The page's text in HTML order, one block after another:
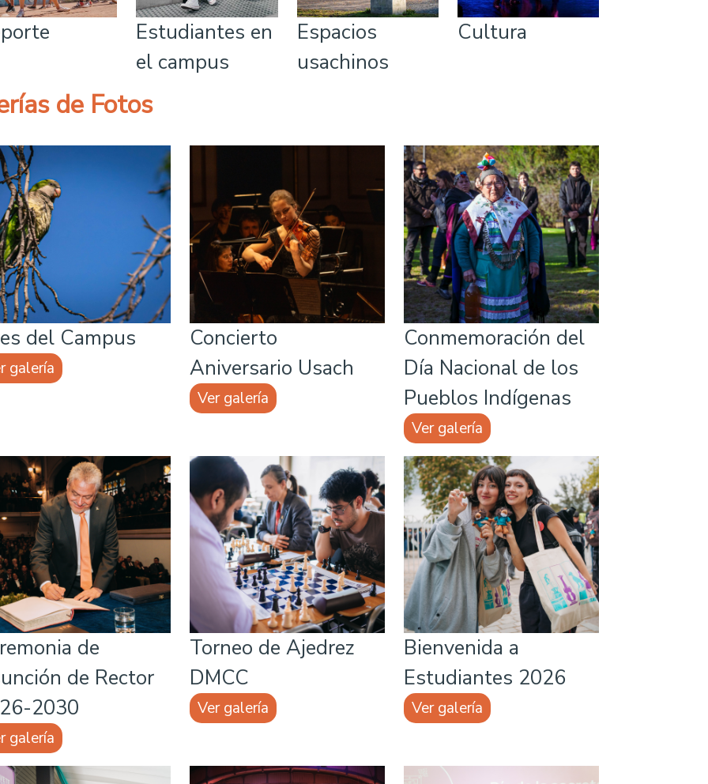
Estudiantes en
el campus
Espacios
usachinos
Cultura
de Fotos
del Campus
galería
Concierto
Aniversario Usach
Ver galería
Conmemoración del
Día Nacional de los
Pueblos Indígenas
Ver galería
de
de Rector
2030
galería
Torneo de Ajedrez
DMCC
Ver galería
Bienvenida a
Estudiantes 2026
Ver galería